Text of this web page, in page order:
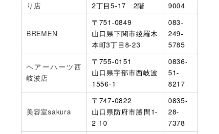
り店
2丁目5-17 2階
9004
BREMEN
〒751-0849
山口県下関市綾羅木
本町3丁目8-23
083-
249-
5785
ヘアーハーツ西
岐波店
〒755-0151
山口県宇部市西岐波
1556‐1
0836-
51-
8217
美容室sakura
〒747-0822
山口県防府市勝間1-
2-10
0835-
28-
7378